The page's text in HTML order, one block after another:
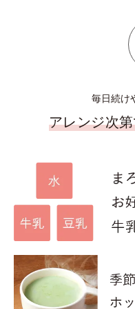
毎日続け
アレンジ次